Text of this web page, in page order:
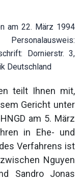
am 22. März 1994
Dornierstr. 3,
Deutschland
teilt Ihnen mit,
Gericht unter
am 5. März
in Ehe- und
Verfahrens ist
Nguyen
Sandro Jonas